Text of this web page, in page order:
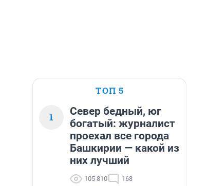
ТОП 5
1
Север бедный, юг
богатый: журналист
проехал все города
Башкирии — какой из
них лучший
105 810 168